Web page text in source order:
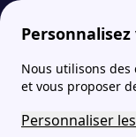
Nous utilisons des
et vous proposer
Personnaliser
papernest
PIBOR :